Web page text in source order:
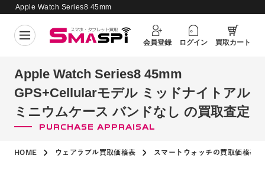
買取価格更新日：2026年8月7日
Apple Watch Series8 45mm
ルミニウムケース バンドなし の買取査
定
会員登録 ログイン 買取カート
Apple Watch Series8 45mm
GPS+Cellularモデル ミッドナイトアル
ミニウムケース バンドなし の買取査定
PURCHASE APPRAISAL
HOME ウェアラブル買取価格表 スマートウォッチの買取価格表